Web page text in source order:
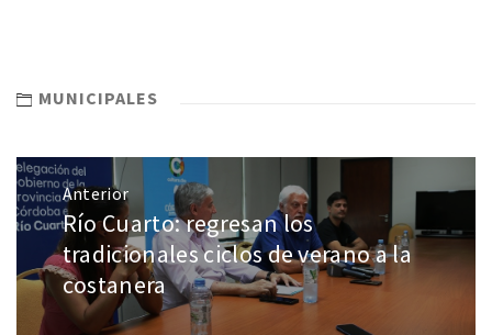
MUNICIPALES
Anterior
Río Cuarto: regresan los
tradicionales ciclos de verano a la
costanera